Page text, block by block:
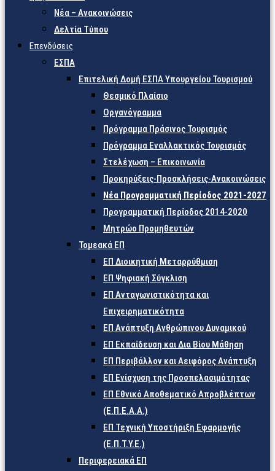
Νέα – Ανακοινώσεις
Δελτία Τύπου
Επενδύσεις
ΕΣΠΑ
Επιτελική Δομή ΕΣΠΑ Υπουργείου Τουρισμού
Θεσμικό Πλαίσιο
Οργανόγραμμα
Πρόγραμμα Πράσινος Τουρισμός
Πρόγραμμα Εναλλακτικός Τουρισμός
Στελέχωση – Επικοινωνία
Προκηρύξεις-Προσκλήσεις-Ανακοινώσεις
Νέα Προγραμματική Περίοδος 2021-2027
Προγραμματική Περίοδος 2014-2020
Μητρώο Προμηθευτών
Τομεακά ΕΠ
ΕΠ Διοικητική Μεταρρύθμιση
ΕΠ Ψηφιακή Σύγκλιση
ΕΠ Ανταγωνιστικότητα και
Επιχειρηματικότητα
ΕΠ Ανάπτυξη Ανθρώπινου Δυναμικού
ΕΠ Εκπαίδευση και Δια Βίου Μάθηση
ΕΠ Περιβάλλον και Αειφόρος Ανάπτυξη
ΕΠ Ενίσχυση της Προσπελασιμότητας
ΕΠ Εθνικό Αποθεματικό Απροβλέπτων
(Ε.Π.Ε.Α.Α.)
ΕΠ Τεχνική Υποστήριξη Εφαρμογής
(Ε.Π.Τ.Υ.Ε.)
Περιφερειακά ΕΠ